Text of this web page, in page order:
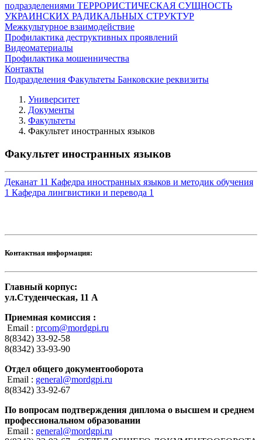
подразделениями ТЕРРОРИСТИЧЕСКАЯ СУЩНОСТЬ
УКРАИНСКИХ РАДИКАЛЬНЫХ СТРУКТУР
Межкультурное взаимодействие
Профилактика деструктивных проявлений
Видеоматериалы
Профилактика мошенничества
Контакты
Подразделения Факультеты Банковские реквизиты
Университет
Документы
Факультеты
Факультет иностранных языков
Факультет иностранных языков
Деканат 11 Кафедра иностранных языков и методик обучения
1 Кафедра лингвистики и перевода 1
Контактная информация:
Главный корпус:
ул.Студенческая, 11 А
Приемная комиссия :
Email : prcom@mordgpi.ru
8(8342) 33-92-58
8(8342) 33-93-90
Отдел общего документооборота
Email : general@mordgpi.ru
8(8342) 33-92-67
По вопросам подтверждения диплома о высшем и среднем
профессиональном образовании
Email : general@mordgpi.ru